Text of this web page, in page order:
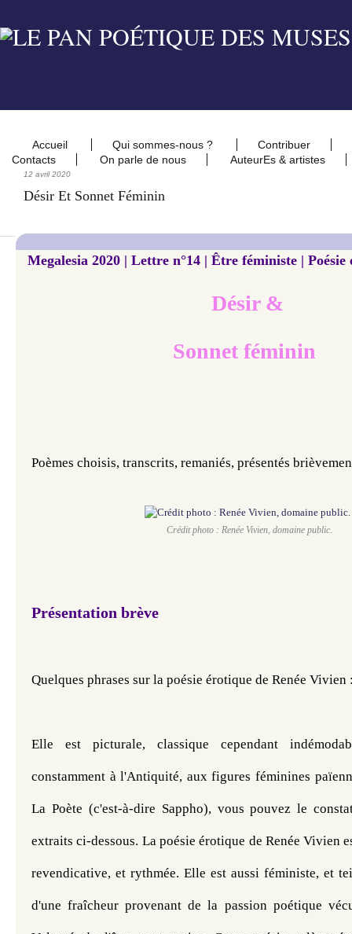
Accueil Qui sommes-nous ?
Contribuer
Contacts
On parle de nous AuteurEs & artistes
12 avril 2020
Désir Et Sonnet Féminin
Megalesia 2020 | Lettre n°14 | Être féministe |
Désir &
Sonnet féminin
Poèmes choisis, transcrits, remaniés, présentés
Crédit photo : Renée Vivien, domaine public.
Présentation brève
Quelques phrases sur la poésie érotique de Renée
Elle est picturale, classique cependant
constamment à l'Antiquité, aux figures féminines
La Poète (c'est-à-dire Sappho), vous pouvez le
extraits ci-dessous. La poésie érotique de Renée Vivien
revendicative, et rythmée. Elle est aussi féministe, et
d'une fraîcheur provenant de la passion poétique